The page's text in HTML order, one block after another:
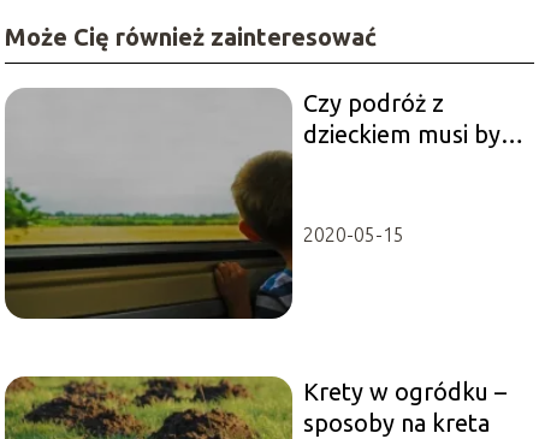
Może Cię również zainteresować
Czy podróż z
dzieckiem musi być
2020-05-15
Krety w ogródku –
sposoby na kreta